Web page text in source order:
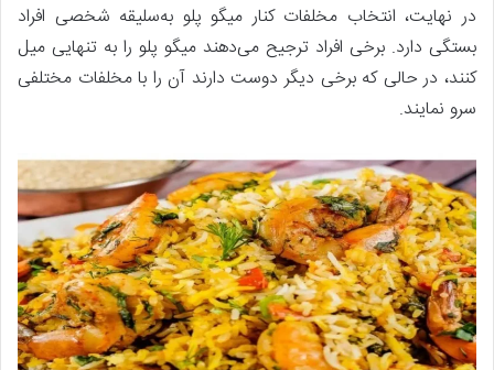
در نهایت، انتخاب مخلفات کنار میگو پلو به‌‌سلیقه شخصی افراد
بستگی دارد. برخی افراد ترجیح می‌دهند میگو پلو را به‌‌ تنهایی میل
کنند، در حالی که برخی دیگر دوست دارند آن را با مخلفات مختلفی
سرو نمایند.